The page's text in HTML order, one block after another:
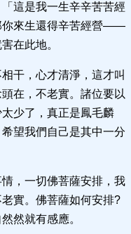
這是我一生辛辛苦苦經
你來生還得辛苦經營——
在此地。
干，心才清淨，這才叫
在，不老實。諸位要以
少了，真正是鳳毛麟
望我們自己是其中一分
，一切佛菩薩安排，我
實。佛菩薩如何安排?
然就有感應。